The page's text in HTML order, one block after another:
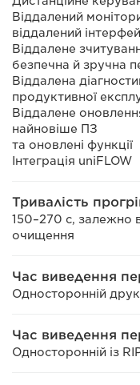
Віддалений
віддалений
Віддалене
безпечна й зручна
Віддалена
продуктивної
Віддалене
найновіше ПЗ
та оновлені функції
Інтеграція uniFLOW
Тривалість
150–270 с, залежно
очищення
Час виведення
Односторонній
Час виведення
Односторонній із